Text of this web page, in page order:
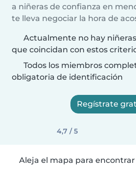
a niñeras de confianza en
te lleva negociar la hora de
Actualmente no hay
que coincidan con estos
Todos los miembros
obligatoria de identificación
Regístrate
4,7 / 5
Aleja el mapa para